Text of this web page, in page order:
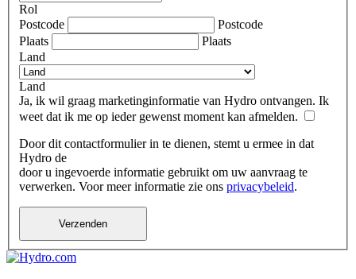
Rol
Postcode
Postcode
Plaats
Plaats
Land
Land
Ja, ik wil graag marketinginformatie van Hydro ontvangen. Ik
weet dat ik me op ieder gewenst moment kan afmelden.
Door dit contactformulier in te dienen, stemt u ermee in dat
Hydro de
door u ingevoerde informatie gebruikt om uw aanvraag te
verwerken. Voor meer informatie zie ons privacybeleid.